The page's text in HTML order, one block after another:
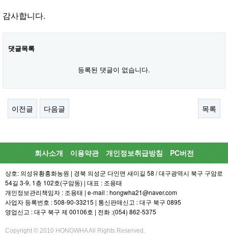
감사합니다.
댓글목록
등록된 댓글이 없습니다.
이전글 다음글 목록
회사소개 이용약관 개인정보취급방침 PC버전
상호: 의성유황홍화농원 | 경북 의성군 다인면 새미길 58 / 대구광역시 북구 구암로
54길 3-9, 1층 102호(구암동) | 대표 : 조용태
개인정보관리책임자 : 조용태 | e-mail : hongwha21@naver.com
사업자 등록번호 : 508-90-33215 | 통신판매신고 : 대구 북구 0895
영업신고 : 대구 북구 제 00106호 | 전화 :(054) 862-5375
Copyright © 2010 HONGWHA All Rights Reserved.